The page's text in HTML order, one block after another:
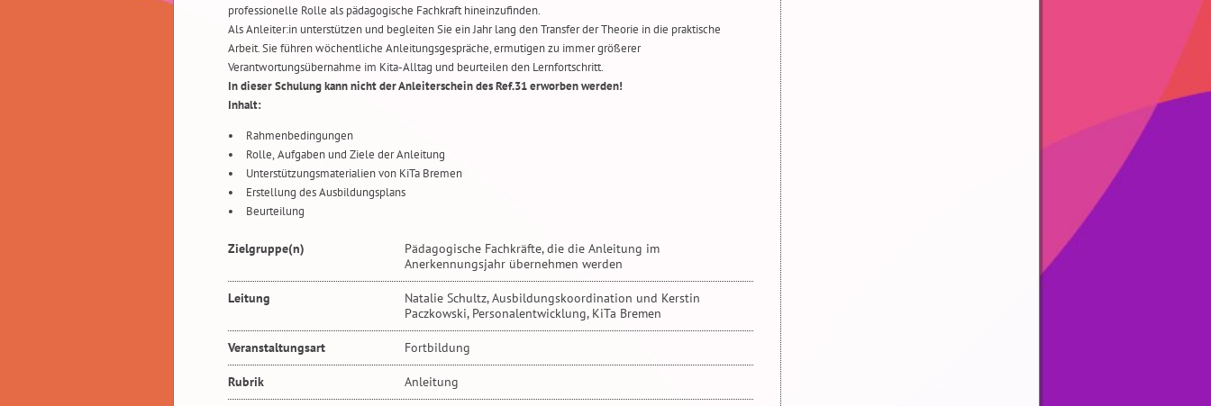
professionelle Rolle als pädagogische Fachkraft hineinzufinden.
Als Anleiter:in unterstützen und begleiten Sie ein Jahr lang den Transfer der Theorie in die praktische
Arbeit. Sie führen wöchentliche Anleitungsgespräche, ermutigen zu immer größerer
Verantwortungsübernahme im Kita-Alltag und beurteilen den Lernfortschritt.
In dieser Schulung kann nicht der Anleiterschein des Ref.31 erworben werden!
Inhalt:
Rahmenbedingungen
Rolle, Aufgaben und Ziele der Anleitung
Unterstützungsmaterialien von KiTa Bremen
Erstellung des Ausbildungsplans
Beurteilung
Zielgruppe(n)
Pädagogische Fachkräfte, die die Anleitung im
Anerkennungsjahr übernehmen werden
Leitung
Natalie Schultz, Ausbildungskoordination und Kerstin
Paczkowski, Personalentwicklung, KiTa Bremen
Veranstaltungsart Fortbildung
Rubrik Anleitung